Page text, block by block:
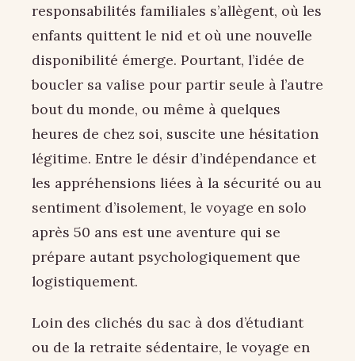
responsabilités familiales s’allègent, où les
enfants quittent le nid et où une nouvelle
disponibilité émerge. Pourtant, l’idée de
boucler sa valise pour partir seule à l’autre
bout du monde, ou même à quelques
heures de chez soi, suscite une hésitation
légitime. Entre le désir d’indépendance et
les appréhensions liées à la sécurité ou au
sentiment d’isolement, le voyage en solo
après 50 ans est une aventure qui se
prépare autant psychologiquement que
logistiquement.
Loin des clichés du sac à dos d’étudiant
ou de la retraite sédentaire, le voyage en